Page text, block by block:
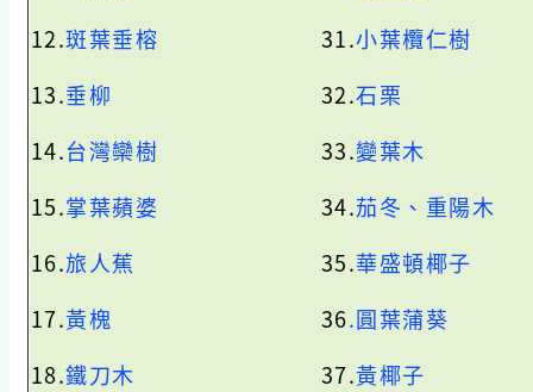
12.斑葉垂榕
13.垂柳
14.台灣欒樹
15.掌葉蘋婆
16.旅人蕉
17.黃槐
18.鐵刀木
31.小葉欖仁樹
32.石栗
33.變葉木
34.茄冬、重陽木
35.華盛頓椰子
36.圓葉蒲葵
37.黃椰子